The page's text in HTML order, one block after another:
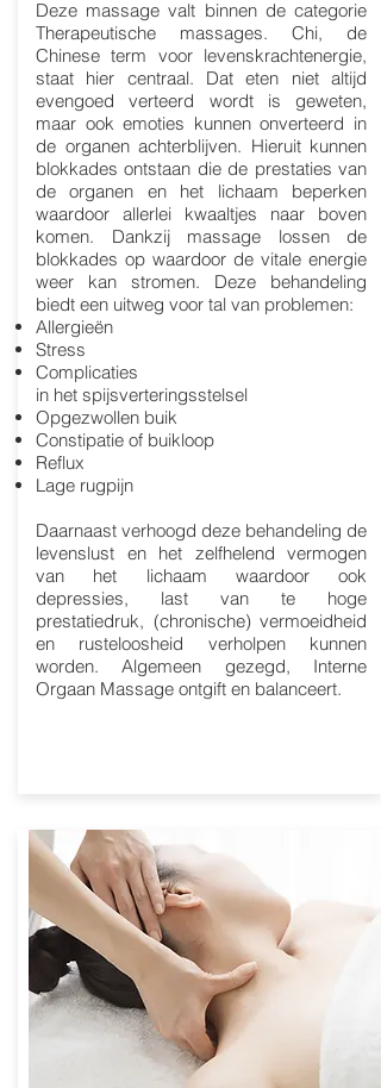
Deze massage valt binnen de categorie
Therapeutische massages. Chi, de
Chinese term voor levenskrachtenergie,
staat hier centraal. Dat eten niet altijd
evengoed verteerd wordt is geweten,
maar ook emoties kunnen onverteerd in
de organen achterblijven. Hieruit kunnen
blokkades ontstaan die de prestaties van
de organen en het lichaam beperken
waardoor allerlei kwaaltjes naar boven
komen. Dankzij massage lossen de
blokkades op waardoor de vitale energie
weer kan stromen. Deze behandeling
biedt een uitweg voor tal van problemen:
Allergieën
Stress
Complicaties
in het spijsverteringsstelsel
Opgezwollen buik
Constipatie of buikloop
Reflux
Lage rugpijn
Daarnaast verhoogd deze behandeling de
levenslust en het zelfhelend vermogen
van het lichaam waardoor ook
depressies, last van te hoge
prestatiedruk, (chronische) vermoeidheid
en rusteloosheid verholpen kunnen
worden. Algemeen gezegd, Interne
Orgaan Massage ontgift en balanceert.
80 euro / 60 min